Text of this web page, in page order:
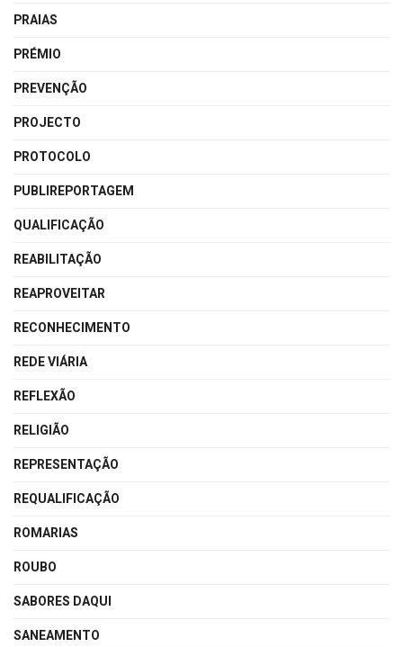
PRAIAS
PRÉMIO
PREVENÇÃO
PROJECTO
PROTOCOLO
PUBLIREPORTAGEM
QUALIFICAÇÃO
REABILITAÇÃO
REAPROVEITAR
RECONHECIMENTO
REDE VIÁRIA
REFLEXÃO
RELIGIÃO
REPRESENTAÇÃO
REQUALIFICAÇÃO
ROMARIAS
ROUBO
SABORES DAQUI
SANEAMENTO